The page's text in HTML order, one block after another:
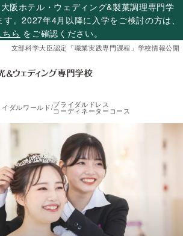
阪ホテル・ウェディング&製菓調理専門学
。2027年4月以降に入学をご検討の方は、
ちら をご確認ください。
文部科学大臣認定「職業実践専門課程」学校情報公開
イダルワールド/ブライダルドレス
コーディネーターコース